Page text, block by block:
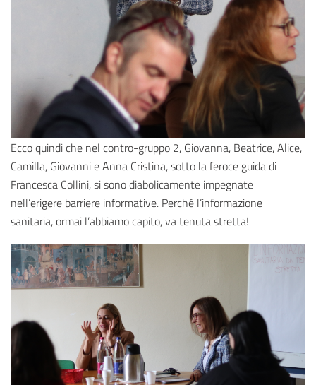
Ecco quindi che nel contro-gruppo 2, Giovanna, Beatrice, Alice,
Camilla, Giovanni e Anna Cristina, sotto la feroce guida di
Francesca Collini, si sono diabolicamente impegnate
nell’erigere barriere informative. Perché l’informazione
sanitaria, ormai l’abbiamo capito, va tenuta stretta!